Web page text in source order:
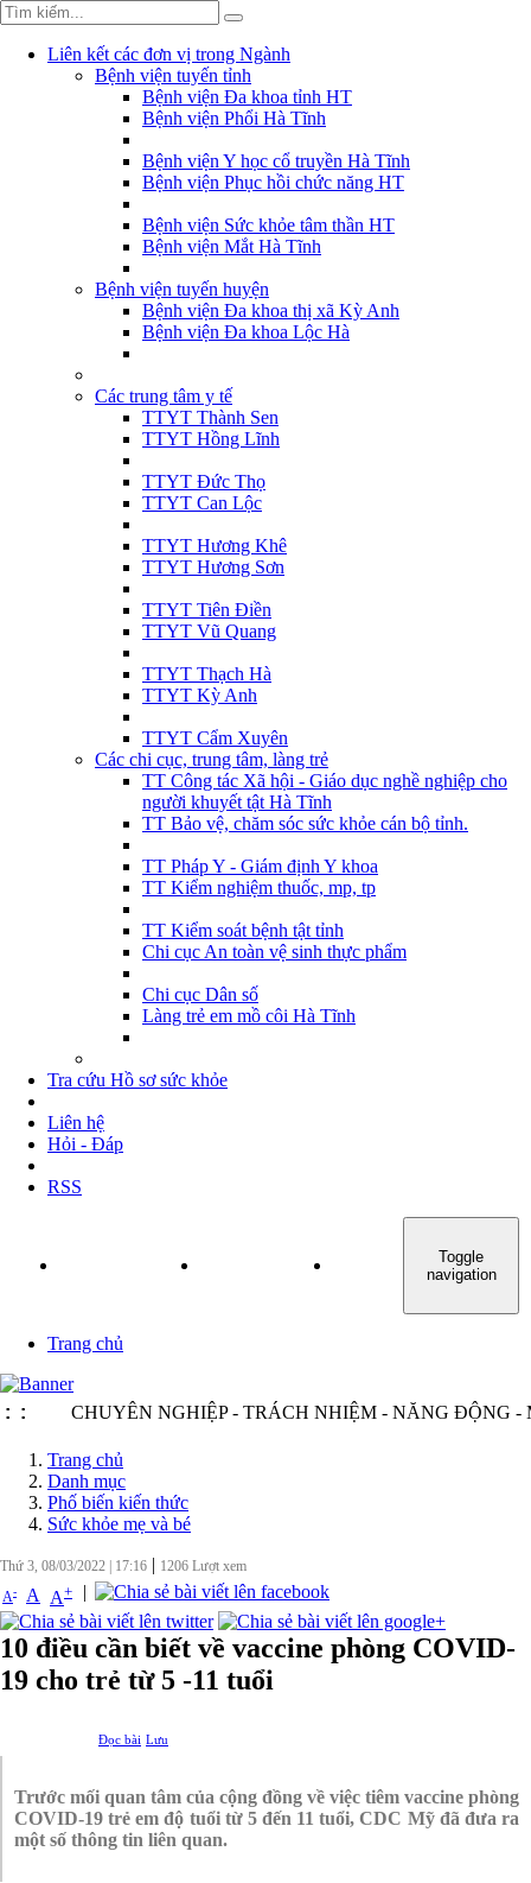
Liên kết các đơn vị trong Ngành
Bệnh viện tuyến tỉnh
Bệnh viện Đa khoa tỉnh HT
Bệnh viện Phổi Hà Tĩnh
Bệnh viện Y học cổ truyền Hà Tĩnh
Bệnh viện Phục hồi chức năng HT
Bệnh viện Sức khỏe tâm thần HT
Bệnh viện Mắt Hà Tĩnh
Bệnh viện tuyến huyện
Bệnh viện Đa khoa thị xã Kỳ Anh
Bệnh viện Đa khoa Lộc Hà
Các trung tâm y tế
TTYT Thành Sen
TTYT Hồng Lĩnh
TTYT Đức Thọ
TTYT Can Lộc
TTYT Hương Khê
TTYT Hương Sơn
TTYT Tiên Điền
TTYT Vũ Quang
TTYT Thạch Hà
TTYT Kỳ Anh
TTYT Cẩm Xuyên
Các chi cục, trung tâm, làng trẻ
TT Công tác Xã hội - Giáo dục nghề nghiệp cho
người khuyết tật Hà Tĩnh
TT Bảo vệ, chăm sóc sức khỏe cán bộ tỉnh.
TT Pháp Y - Giám định Y khoa
TT Kiểm nghiệm thuốc, mp, tp
TT Kiểm soát bệnh tật tỉnh
Chi cục An toàn vệ sinh thực phẩm
Chi cục Dân số
Làng trẻ em mồ côi Hà Tĩnh
Tra cứu Hồ sơ sức khỏe
Liên hệ
Hỏi - Đáp
RSS
TIN TỨC - SỰ KIỆN
Toggle
navigation
Trang chủ
: : CHUYÊN NGHIỆP - TRÁCH NHIỆM - NĂNG ĐỘNG -
Trang chủ
Danh mục
Phố biến kiến thức
Sức khỏe mẹ và bé
Thứ 3, 08/03/2022 17:16 | 1206 Lượt xem
A- A A+ |
10 điều cần biết về vaccine phòng COVID-
19 cho trẻ từ 5 -11 tuổi
Đọc bài Lưu
Trước mối quan tâm của cộng đồng về việc tiêm vaccine phòng
COVID-19 trẻ em độ tuổi từ 5 đến 11 tuổi, CDC Mỹ đã đưa ra
một số thông tin liên quan.